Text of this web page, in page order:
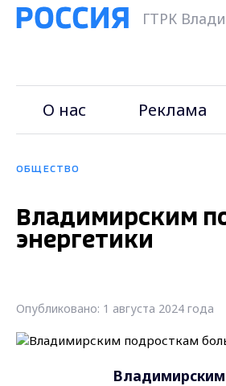
ГТРК
О нас Реклама
ОБЩЕСТВО
Владимирским
энергетики
Опубликовано: 1 августа 2024 года